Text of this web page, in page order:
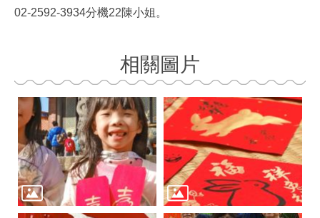
02-2592-3934分機22陳小姐。
相關圖片